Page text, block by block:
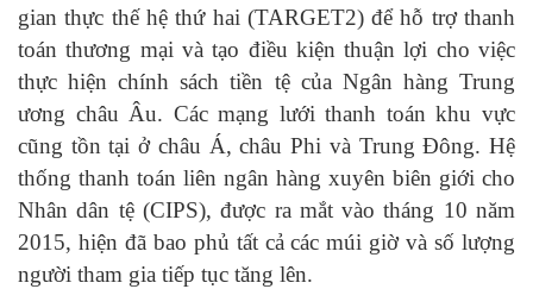
gian thực thế hệ thứ hai (TARGET2) để hỗ trợ thanh
toán thương mại và tạo điều kiện thuận lợi cho việc
thực hiện chính sách tiền tệ của Ngân hàng Trung
ương châu Âu. Các mạng lưới thanh toán khu vực
cũng tồn tại ở châu Á, châu Phi và Trung Đông. Hệ
thống thanh toán liên ngân hàng xuyên biên giới cho
Nhân dân tệ (CIPS), được ra mắt vào tháng 10 năm
2015, hiện đã bao phủ tất cả các múi giờ và số lượng
người tham gia tiếp tục tăng lên.